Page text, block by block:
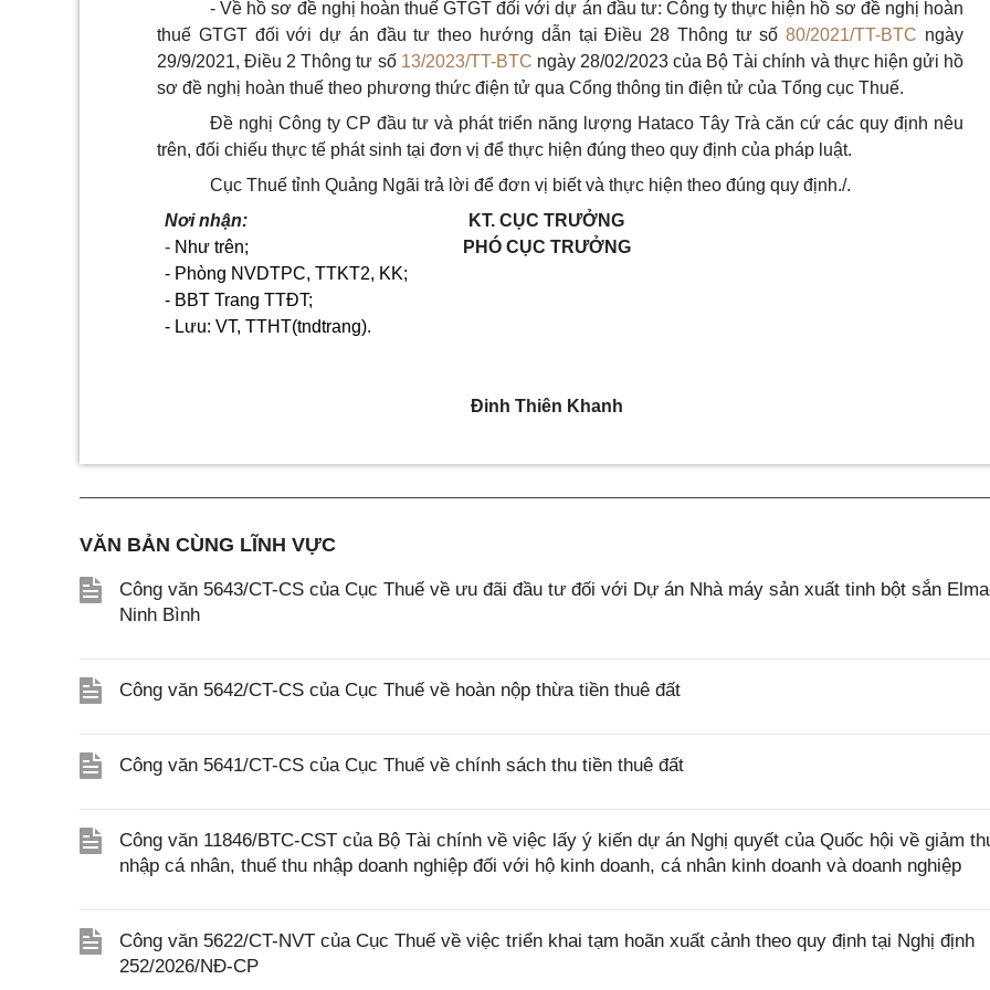
- Về hồ sơ đề nghị hoàn thuế GTGT đối với dự án đầu tư: Công ty thực hiện hồ sơ đề nghị hoàn
thuế GTGT đối với dự án đầu tư theo hướng dẫn tại Điều 28 Thông tư số80/2021/TT-BTC ngày
29/9/2021, Điều 2 Thông tư số 13/2023/TT-BTC ngày 28/02/2023 của Bộ Tài chính và thực hiện gửi hồ
sơ đề nghị hoàn thuế theo phương thức điện tử qua Cổng thông tin điện tử của Tổng cục Thuế.
Đề nghị Công ty CP đầu tư và phát triển năng lượng Hataco Tây Trà căn cứ các quy định nêu
trên, đối chiếu thực tế phát sinh tại đơn vị để thực hiện đúng theo quy định của pháp luật.
Cục Thuế tỉnh Quảng Ngãi trả lời để đơn vị biết và thực hiện theo đúng quy định./.
Nơi nhận:
- Như trên;
- Phòng NVDTPC, TTKT2, KK;
- BBT Trang TTĐT;
- Lưu: VT, TTHT(tndtrang).
KT. CỤC TRƯỞNG
PHÓ CỤC TRƯỞNG
Đinh Thiên Khanh
VĂN BẢN CÙNG LĨNH VỰC
Công văn 5643/CT-CS của Cục Thuế về ưu đãi đầu tư đối với Dự án Nhà máy sản xuất tinh bột sắn
Ninh Bình
Công văn 5642/CT-CS của Cục Thuế về hoàn nộp thừa tiền thuê đất
Công văn 5641/CT-CS của Cục Thuế về chính sách thu tiền thuê đất
Công văn 11846/BTC-CST của Bộ Tài chính về việc lấy ý kiến dự án Nghị quyết của Quốc hội về giảm
nhập cá nhân, thuế thu nhập doanh nghiệp đối với hộ kinh doanh, cá nhân kinh doanh và doanh nghiệp
Công văn 5622/CT-NVT của Cục Thuế về việc triển khai tạm hoãn xuất cảnh theo quy định tại Nghị định
252/2026/NĐ-CP